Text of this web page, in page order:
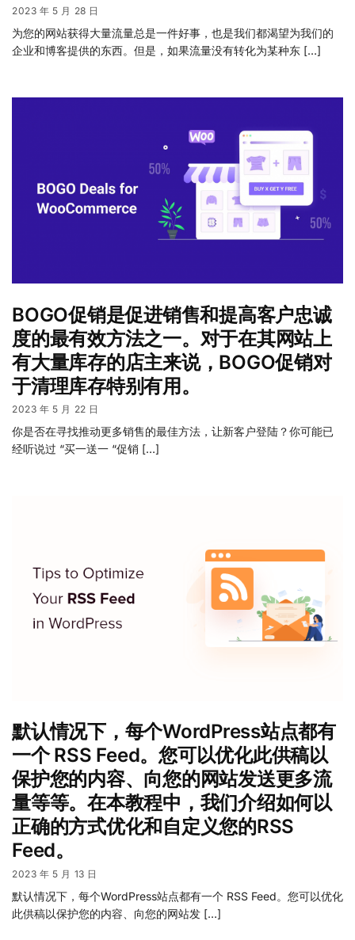
2023 年 5 月 28 日
为您的网站获得大量流量总是一件好事，也是我们都渴望为我们的
企业和博客提供的东西。但是，如果流量没有转化为某种东 […]
BOGO促销是促进销售和提高客户忠诚
度的最有效方法之一。对于在其网站上
有大量库存的店主来说，BOGO促销对
于清理库存特别有用。
2023 年 5 月 22 日
你是否在寻找推动更多销售的最佳方法，让新客户登陆？你可能已
经听说过 “买一送一 “促销 […]
默认情况下，每个WordPress站点都有
一个 RSS Feed。您可以优化此供稿以
保护您的内容、向您的网站发送更多流
量等等。在本教程中，我们介绍如何以
正确的方式优化和自定义您的RSS
Feed。
2023 年 5 月 13 日
默认情况下，每个WordPress站点都有一个 RSS Feed。您可以优化
此供稿以保护您的内容、向您的网站发 […]